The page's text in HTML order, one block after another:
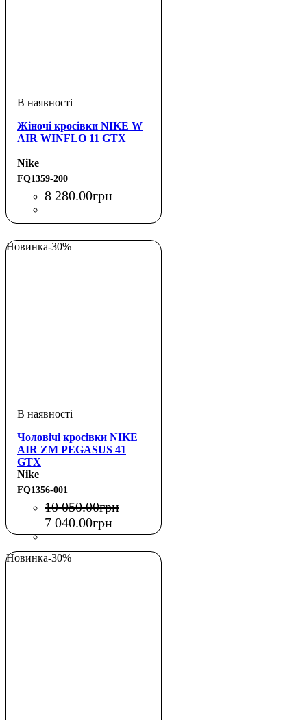
Жіночі кросівки NIKE W
AIR WINFLO 11 GTX
Nike
FQ1359-200
8 280.00грн
Новинка-30%
Чоловічі кросівки NIKE
AIR ZM PEGASUS 41
GTX
Nike
FQ1356-001
10 050.00грн
7 040.00грн
Новинка-30%